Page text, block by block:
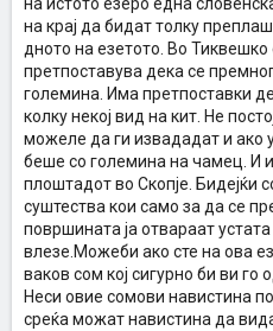
на крај да бидат толку
дното на езетото. Во Тиквешко
претпоставува дека се
големина. Има претпоставки
колку некој вид на кит. Не
можеле да ги извададат и ако
беше со големина на чамец. И
плоштадот во Скопје. Бидејќи
суштества кои само за да се
површината ја отвараат
влезе.Можеби ако сте на ова
ваков сом кој сигурно би ви
Неси овие сомови навистина
среќа можат навистина да